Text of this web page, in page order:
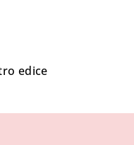
edice